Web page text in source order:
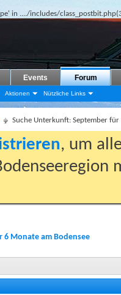
in ..../includes/
Events Forum
Aktionen Nützliche Links
Suche Unterkunft: September für
, um
Monate am Bodensee